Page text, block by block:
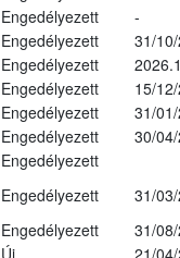
Engedélyezett
-
Engedélyezett
31/
Engedélyezett
Engedélyezett
15/
Engedélyezett
31/
Engedélyezett
30/
Engedélyezett
Engedélyezett
31/
Engedélyezett
31/